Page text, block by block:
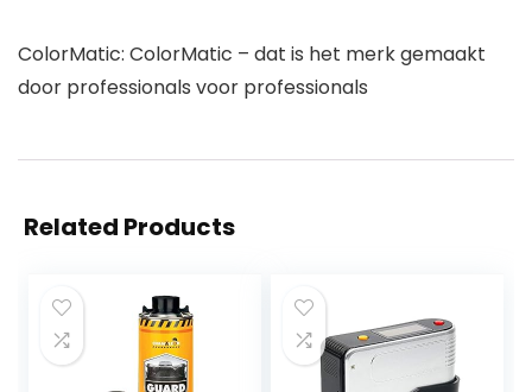
ColorMatic: ColorMatic – dat is het merk gemaakt
door professionals voor professionals
Related Products